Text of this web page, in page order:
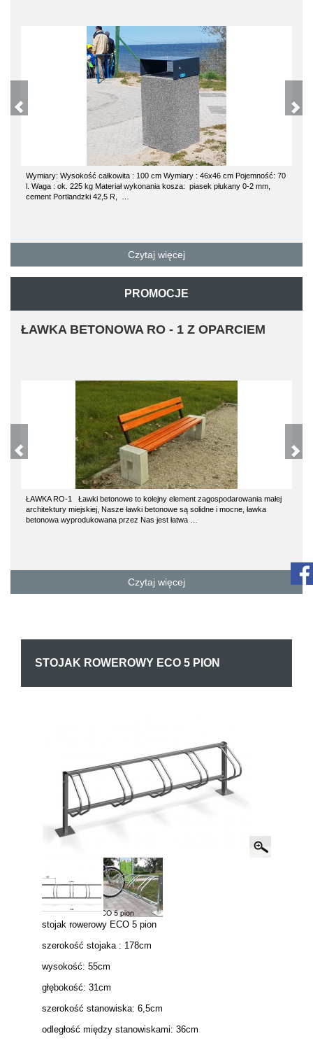
Wymiary: Wysokość całkowita : 100 cm Wymiary : 46x46 cm Pojemność: 70
l. Waga : ok. 225 kg Materiał wykonania kosza: piasek płukany 0-2 mm,
cement Portlandzki 42,5 R, …
Czytaj więcej
PROMOCJE
ŁAWKA BETONOWA RO - 1 Z OPARCIEM
ŁAWKA RO-1 Ławki betonowe to kolejny element zagospodarowania małej
architektury miejskiej, Nasze ławki betonowe są solidne i mocne, ławka
betonowa wyprodukowana przez Nas jest łatwa …
Czytaj więcej
STOJAK ROWEROWY ECO 5 PION
stojak rowerowy ECO 5 pion
szerokość stojaka : 178cm
wysokość: 55cm
głębokość: 31cm
szerokość stanowiska: 6,5cm
odległość między stanowiskami: 36cm